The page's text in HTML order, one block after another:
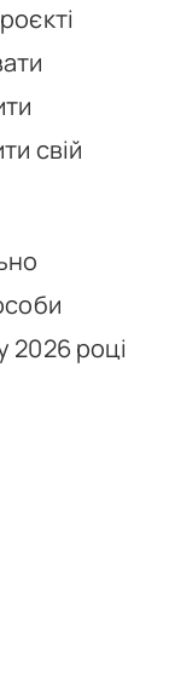
свій
2026 році